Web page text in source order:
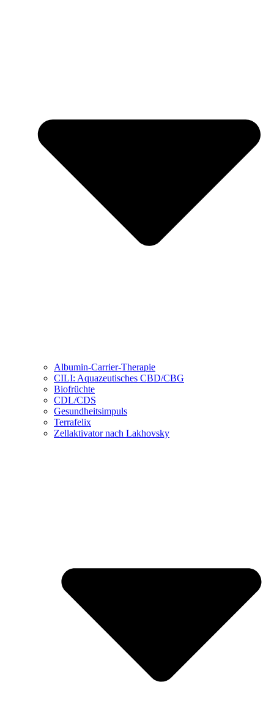
Albumin-Carrier-Therapie
CILI: Aquazeutisches CBD/CBG
Biofrüchte
CDL/CDS
Gesundheitsimpuls
Terrafelix
Zellaktivator nach Lakhovsky